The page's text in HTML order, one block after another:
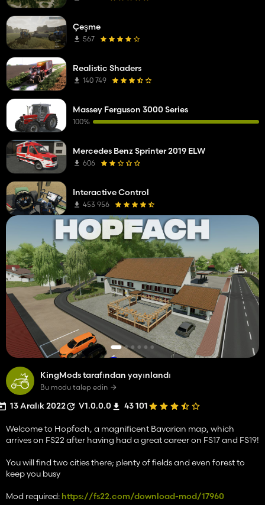
KingMods tarafından yayınlandı
Bu modu talep edin
13 Aralık 2022 V1.0.0.0 43 101
Welcome to Hopfach, a magnificent Bavarian map, which
arrives on FS22 after having had a great career on FS17 and FS19!
You will find two cities there; plenty of fields and even forest to
keep you busy
Mod required: https://fs22.com/download-mod/17960
Çeşme
567
Realistic Shaders
140 749
Massey Ferguson 3000 Series
100%
Mercedes Benz Sprinter 2019 ELW
606
Interactive Control
453 956